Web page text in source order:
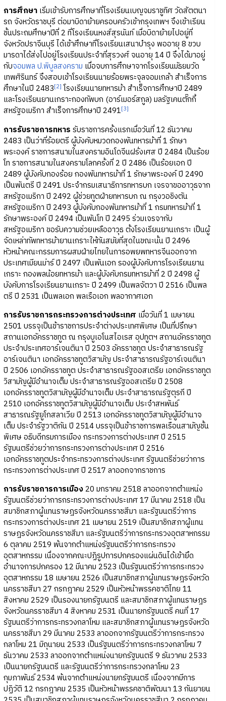
การศึกษาเริ่มเข้ารับการศึกษาที่โรงเรียนเบญจมราชูทิศ วัดสัตตนา
รถ จังหวัดราชบุรี ต่อมาบิดาย้ายครอบครัวเข้ากรุงเทพฯ จึงเข้าเรียน
ชั้นประถมศึกษาปีที่ 2 ที่โรงเรียนหงส์สุรนันท์ เมื่อบิดาย้ายไปอยู่ที่
จังหวัดปราจีนบุรี ได้เข้าศึกษาที่โรงเรียนเสนาบำรุง พออายุ 8 ขวบ
มารดาได้ส่งไปอยู่โรงเรียนประจำที่สุรวงศ์ จนอายุ 14 ปี จึงได้มาอยู่
กับจอมพล ป.พิบูลสงคราม เมื่อจบการศึกษาจากโรงเรียนมัธยมวัด
เทพศิรินทร์ จึงสอบเข้าโรงเรียนนายร้อยพระจุลจอมเกล้า สำเร็จการ
ศึกษาในปี 2483[2] โรงเรียนนายทหารม้า สำเร็จการศึกษาปี 2489
และโรงเรียนยานเกราะกองทัพบก (อาร์เมอร์สกูล) มลรัฐเคนตั๊กกี้
สหรัฐอเมริกา สำเร็จการศึกษาปี 2491[3]
การรับราชการทหาร รับราชการครั้งแรกเมื่อวันที่ 12 ธันวาคม
2483 เป็นว่าที่ร้อยตรี ผู้บังคับหมวดกองพันทหารม้าที่ 1 รักษา
พระองค์ ราชการสนามในสงครามอินโดจีนฝรั่งเศส ปี 2484 เป็นร้อย
โท ราชการสนามในสงครามโลกครั้งที่ 2 ปี 2486 เป็นร้อยเอก ปี
2489 ผู้บังคับกองร้อย กองพันทหารม้าที่ 1 รักษาพระองค์ ปี 2490
เป็นพันตรี ปี 2491 ประจำกรมเสนาธิการทหารบก เจรจาขออาวุธจาก
สหรัฐอเมริกา ปี 2492 ผู้ช่วยทูตฝ่ายทหารบก ณ กรุงวอชิงตัน
สหรัฐอเมริกา ปี 2493 ผู้บังคับกองพันทหารม้าที่ 1 กรมทหารม้าที่ 1
รักษาพระองค์ ปี 2494 เป็นพันโท ปี 2495 ร่วมเจรจากับ
สหรัฐอเมริกา ขอรับความช่วยเหลืออาวุธ ตั้งโรงเรียนยานเกราะ เป็นผู้
จัดเหล่าทัพทหารม้ายานเกราะให้ทันสมัยที่สุดในขณะนั้น ปี 2496
หัวหน้าคณะกรรมการผสมฝ่ายไทยในการอพยพทหารจีนออกจาก
ประเทศเมียนม่าร์ ปี 2497 เป็นพันเอก รองผู้บังคับการโรงเรียนยาน
เกราะ กองพลน้อยทหารม้า และผู้บังคับกรมทหารม้าที่ 2 ปี 2498 ผู้
บังคับการโรงเรียนยานเกราะ ปี 2499 เป็นพลจัตวา ปี 2516 เป็นพล
ตรี ปี 2531 เป็นพลเอก พลเรือเอก พลอากาศเอก
การรับราชการกระทรวงการต่างประเทศ เมื่อวันที่ 1 เมษายน
2501 บรรจุเป็นข้าราชการประจำต่างประเทศพิเศษ เป็นที่ปรึกษา
สถานเอกอัครราชทูต ณ กรุงบูเอโนสไอเรส อุปทูตฯ สถานอัครราชทูต
ประจำประเทศอาร์เจนตินา ปี 2503 อัครราชทูต ประจำสาธารณรัฐ
อาร์เจนตินา เอกอัครราชทูตวิสามัญ ประจำสาธารณรัฐอาร์เจนตินา
ปี 2506 เอกอัครราชทูต ประจำสาธารณรัฐออสเตรีย เอกอัครราชทูต
วิสามัญผู้มีอำนาจเต็ม ประจำสาธารณรัฐออสเตรีย ปี 2508
เอกอัครราชทูตวิสามัญผู้มีอำนาจเต็ม ประจำสาธารณรัฐตุรกี ปี
2510 เอกอัครราชทูตวิสามัญผู้มีอำนาจเต็ม ประจำสหพันธ์
สาธารณรัฐยูโกสลาเวีย ปี 2513 เอกอัครราชทูตวิสามัญผู้มีอำนาจ
เต็ม ประจำรัฐวาติกัน ปี 2514 บรรจุเป็นข้าราชการพลเรือนสามัญชั้น
พิเศษ อธิบดีกรมการเมือง กระทรวงการต่างประเทศ ปี 2515
รัฐมนตรีช่วยว่าการกระทรวงการต่างประเทศ ปี 2516
เอกอัครราชทูตประจำกระทรวงการต่างประเทศ รัฐมนตรีช่วยว่าการ
กระทรวงการต่างประเทศ ปี 2517 ลาออกจากราชการ
การรับราชการการเมือง20 มกราคม 2518 ลาออกจากตำแหน่ง
รัฐมนตรีช่วยว่าการกระทรวงการต่างประเทศ 17 มีนาคม 2518 เป็น
สมาชิกสภาผู้แทนราษฎรจังหวัดนครราชสีมา และรัฐมนตรีว่าการ
กระทรวงการต่างประเทศ 21 เมษายน 2519 เป็นสมาชิกสภาผู้แทน
ราษฎรจังหวัดนครราชสีมา และรัฐมนตรีว่าการกระทรวงอุตสาหกรรม
6 ตุลาคม 2519 พ้นจากตำแหน่งรัฐมนตรีว่าการกระทรวง
อุตสาหกรรม เนื่องจากคณะปฏิรูปการปกครองแผ่นดินได้เข้ายึด
อำนาจการปกครอง 12 มีนาคม 2523 เป็นรัฐมนตรีว่าการกระทรวง
อุตสาหกรรม 18 เมษายน 2526 เป็นสมาชิกสภาผู้แทนราษฎรจังหวัด
นครราชสีมา 27 กรกฎาคม 2529 เป็นหัวหน้าพรรคชาติไทย 11
สิงหาคม 2529 เป็นรองนายกรัฐมนตรี และสมาชิกสภาผู้แทนราษฎร
จังหวัดนครราชสีมา 4 สิงหาคม 2531 เป็นนายกรัฐมนตรี คนที่ 17
รัฐมนตรีว่าการกระทรวงกลาโหม และสมาชิกสภาผู้แทนราษฎรจังหวัด
นครราชสีมา 29 มีนาคม 2533 ลาออกจากรัฐมนตรีว่าการกระทรวง
กลาโหม 21 มิถุนายน 2533 เป็นรัฐมนตรีว่าการกระทรวงกลาโหม 7
ธันวาคม 2533 ลาออกจากตำแหน่งนายกรัฐมนตรี 9 ธันวาคม 2533
เป็นนายกรัฐมนตรี และรัฐมนตรีว่าการกระทรวงกลาโหม 23
กุมภาพันธ์ 2534 พ้นจากตำแหน่งนายกรัฐมนตรี เนื่องจากมีการ
ปฏิวัติ 12 กรกฎาคม 2535 เป็นหัวหน้าพรรคชาติพัฒนา 13 กันยายน